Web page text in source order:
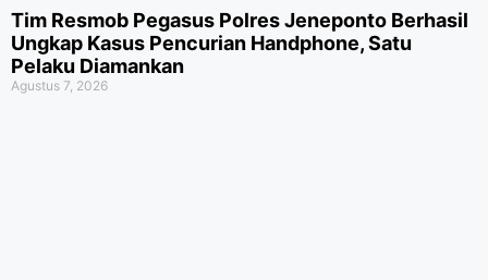
Tim Resmob Pegasus Polres Jeneponto Berhasil
Ungkap Kasus Pencurian Handphone, Satu
Pelaku Diamankan
Agustus 7, 2026